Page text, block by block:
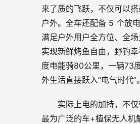
来了质的飞跃，不仅可以
户外。全车还配备 5 个放
满足户外用户全方位、全
实现新鲜烤鱼自由，野钓
度电能骑80公里，一辆73
外生活直接跃入“电气时代”。
实际上电的加持，不
最为广泛的车+植保无人机